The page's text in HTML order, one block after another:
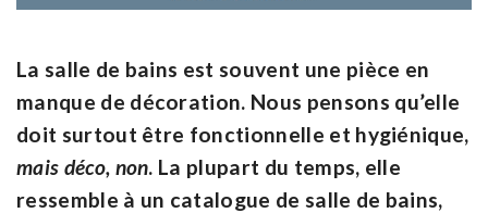
La salle de bains est souvent une pièce en
manque de décoration. Nous pensons qu’elle
doit surtout être fonctionnelle et hygiénique,
mais déco, non. La plupart du temps, elle
ressemble à un catalogue de salle de bains,